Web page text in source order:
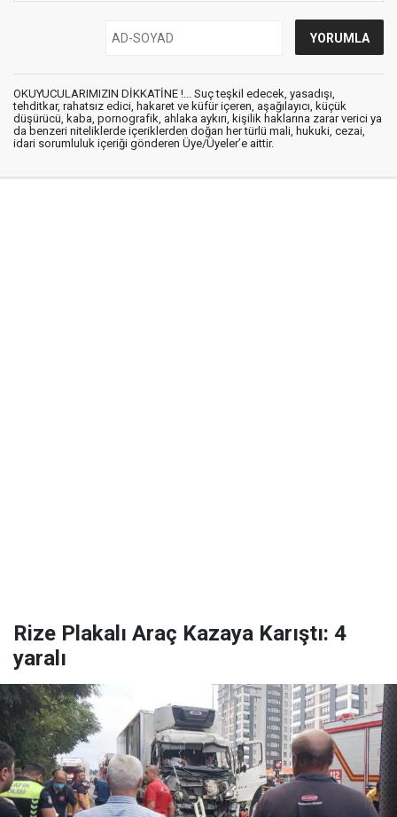
OKUYUCULARIMIZIN DİKKATİNE !... Suç teşkil edecek, yasadışı,
tehditkar, rahatsız edici, hakaret ve küfür içeren, aşağılayıcı, küçük
düşürücü, kaba, pornografik, ahlaka aykırı, kişilik haklarına zarar verici ya
da benzeri niteliklerde içeriklerden doğan her türlü mali, hukuki, cezai,
idari sorumluluk içeriği gönderen Üye/Üyeler’e aittir.
Rize Plakalı Araç Kazaya Karıştı: 4
yaralı